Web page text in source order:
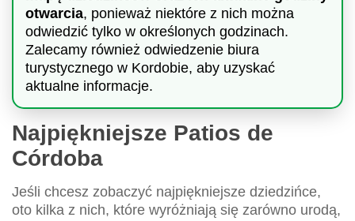
otwarcia, ponieważ niektóre z nich można
odwiedzić tylko w określonych godzinach.
Zalecamy również odwiedzenie biura
turystycznego w Kordobie, aby uzyskać
aktualne informacje.
Najpiękniejsze Patios de
Córdoba
Jeśli chcesz zobaczyć najpiękniejsze dziedzińce,
oto kilka z nich, które wyróżniają się zarówno urodą,